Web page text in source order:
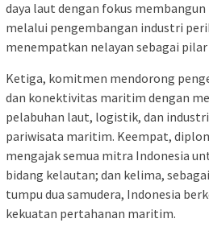
daya laut dengan fokus
melalui pengembangan industri
menempatkan nelayan sebagai
Ketiga, komitmen mendorong
dan konektivitas maritim dengan
pelabuhan laut, logistik, dan
pariwisata maritim. Keempat,
mengajak semua mitra Indonesia
bidang kelautan; dan kelima,
tumpu dua samudera, Indonesia
kekuatan pertahanan maritim.